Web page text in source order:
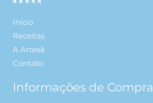
Início
Receitas
A Artesã
Contato
Informações de Compra